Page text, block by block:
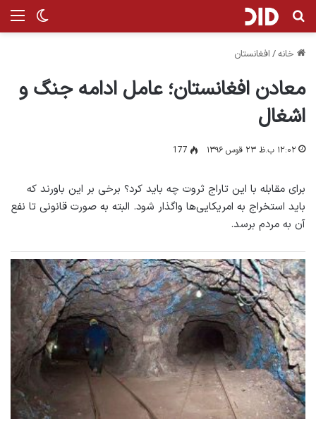
تغییر جستجو برای
خانه/ افغانستان
معادن افغانستان؛ عامل ادامه جنگ و
اشغال
۱۲:۰۲ ب.ظ ۲۳ قوس ۱۳۹۶ 177
برای مقابله با این تاراج ثروت چه باید کرد؟ برخی بر این باورند که
باید استخراج به امریکایی‌ها واگذار شود. البته به صورت قانونی تا نفع
آن به مردم برسد.